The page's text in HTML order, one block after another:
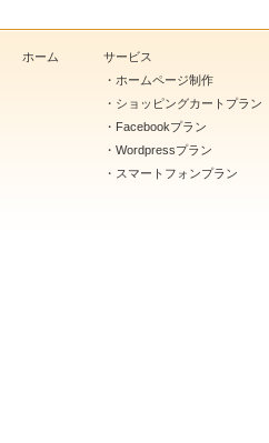
ホーム
サービス
・ ホームページ制作
・ ショッピングカートプラン
・ Facebookプラン
・ Wordpressプラン
・ スマートフォンプラン